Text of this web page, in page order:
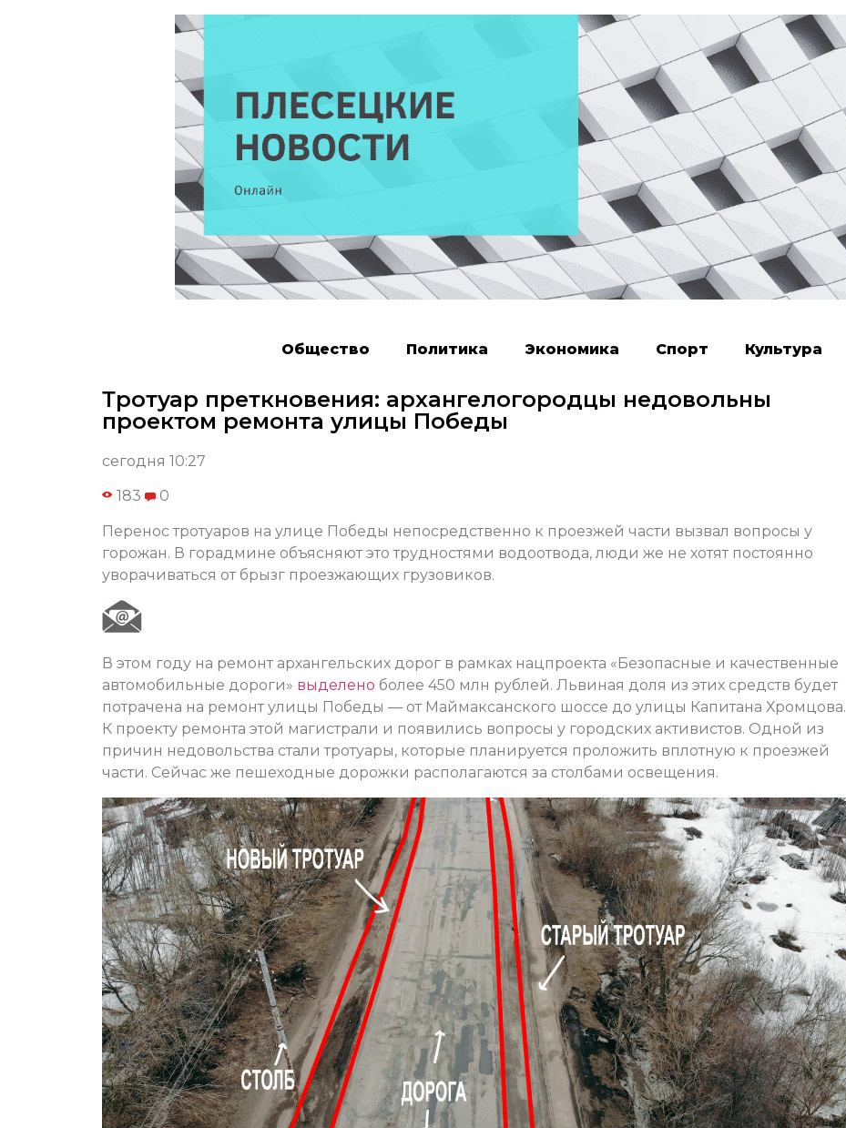
Общество Политика Экономика Спорт Культура
Тротуар преткновения: архангелогородцы недовольны
проектом ремонта улицы Победы
сегодня 10:27
183 0
Перенос тротуаров на улице Победы непосредственно к проезжей части вызвал вопросы у
горожан. В горадмине объясняют это трудностями водоотвода, люди же не хотят постоянно
уворачиваться от брызг проезжающих грузовиков.
В этом году на ремонт архангельских дорог в рамках нацпроекта «Безопасные и качественные
автомобильные дороги» выделено более 450 млн рублей. Львиная доля из этих средств будет
потрачена на ремонт улицы Победы — от Маймаксанского шоссе до улицы Капитана Хромцова.
К проекту ремонта этой магистрали и появились вопросы у городских активистов. Одной из
причин недовольства стали тротуары, которые планируется проложить вплотную к проезжей
части. Сейчас же пешеходные дорожки располагаются за столбами освещения.